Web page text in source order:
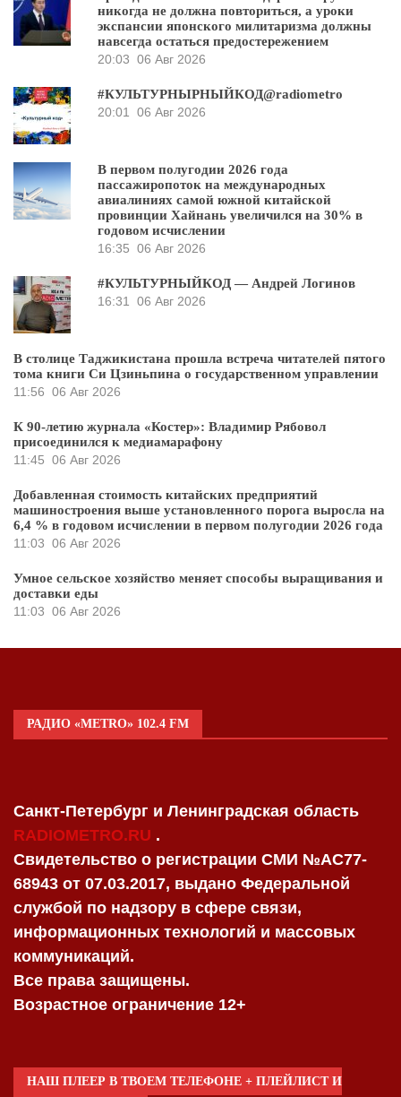
никогда не должна повториться, а уроки
экспансии японского милитаризма должны
навсегда остаться предостережением
20:03 06 Авг 2026
#КУЛЬТУРНЫРНЫЙКОД@radiometro
20:01
06 Авг 2026
В первом полугодии 2026 года
пассажиропоток на международных
авиалиниях самой южной китайской
провинции Хайнань увеличился на 30% в
годовом исчислении
16:35 06 Авг 2026
#КУЛЬТУРНЫЙКОД — Андрей Логинов
16:31
06 Авг 2026
В столице Таджикистана прошла встреча читателей пятого
тома книги Си Цзиньпина о государственном управлении
11:56 06 Авг 2026
К 90-летию журнала «Костер»: Владимир Рябовол
присоединился к медиамарафону
11:45 06 Авг 2026
Добавленная стоимость китайских предприятий
машиностроения выше установленного порога выросла на
6,4 % в годовом исчислении в первом полугодии 2026 года
11:03 06 Авг 2026
Умное сельское хозяйство меняет способы выращивания и
доставки еды
11:03 06 Авг 2026
РАДИО «METRO» 102.4 FM
Санкт-Петербург и Ленинградская область
RADIOMETRO.RU .
Свидетельство о регистрации СМИ №AC77-
68943 от 07.03.2017, выдано Федеральной
службой по надзору в сфере связи,
информационных технологий и массовых
коммуникаций.
Все права защищены.
Возрастное ограничение 12+
НАШ ПЛЕЕР В ТВОЕМ ТЕЛЕФОНЕ + ПЛЕЙЛИСТ И